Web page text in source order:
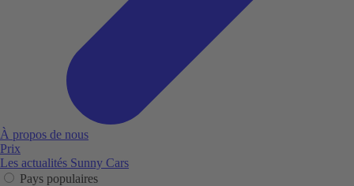
À propos de nous
Prix
Les actualités Sunny Cars
Pays populaires